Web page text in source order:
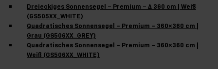
Dreieckiges Sonnensegel – Premium – ∆ 360 cm | Weiß
(GS505XX_WHITE)
Quadratisches Sonnensegel – Premium – 360×360 cm |
Grau (GS506XX_GREY)
Quadratisches Sonnensegel – Premium – 360×360 cm |
Weiß (GS506XX_WHITE)